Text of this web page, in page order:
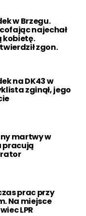
w Brzegu.
najechał
kobietę.
zgon.
na DK43 w
zginął, jego
martwy w
pracują
prac przy
Na miejsce
LPR